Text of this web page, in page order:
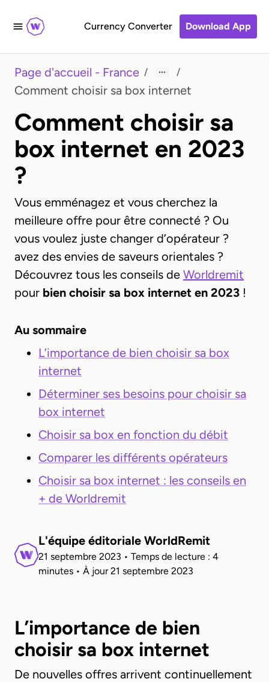
Currency Converter Download App
Page d'accueil - France / /
Comment choisir sa box internet
Comment choisir sa
box internet en 2023
?
Vous emménagez et vous cherchez la
meilleure offre pour être connecté ? Ou
vous voulez juste changer d’opérateur ?
avez des envies de saveurs orientales ?
Découvrez tous les conseils de Worldremit
pour bien choisir sa box internet en 2023 !
Au sommaire
L’importance de bien choisir sa box
internet
Déterminer ses besoins pour choisir sa
box internet
Choisir sa box en fonction du débit
Comparer les différents opérateurs
Choisir sa box internet : les conseils en
+ de Worldremit
L'équipe éditoriale WorldRemit
21 septembre 2023 • Temps de lecture : 4
minutes • À jour 21 septembre 2023
L’importance de bien
choisir sa box internet
De nouvelles offres arrivent continuellement